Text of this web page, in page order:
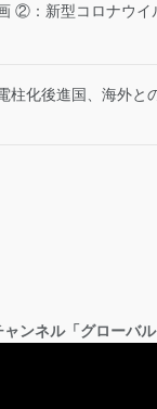
②：新型コロナウイ
柱化後進国、海外と
ンネル「グローバル